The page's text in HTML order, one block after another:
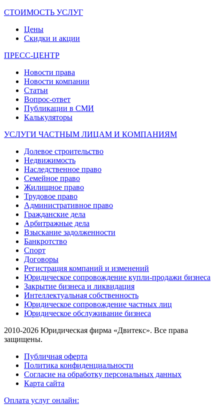
СТОИМОСТЬ УСЛУГ
Цены
Скидки и акции
ПРЕСС-ЦЕНТР
Новости права
Новости компании
Статьи
Вопрос-ответ
Публикации в СМИ
Калькуляторы
УСЛУГИ ЧАСТНЫМ ЛИЦАМ И КОМПАНИЯМ
Долевое строительство
Недвижимость
Наследственное право
Семейное право
Жилищное право
Трудовое право
Административное право
Гражданские дела
Арбитражные дела
Взыскание задолженности
Банкротство
Спорт
Договоры
Регистрация компаний и изменений
Юридическое сопровождение купли-продажи бизнеса
Закрытие бизнеса и ликвидация
Интеллектуальная собственность
Юридическое сопровождение частных лиц
Юридическое обслуживание бизнеса
2010-2026 Юридическая фирма «Двитекс». Все права
защищены.
Публичная оферта
Политика конфиденциальности
Согласие на обработку персональных данных
Карта сайта
Оплата услуг онлайн: